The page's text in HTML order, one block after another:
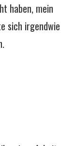
haben, mein
sich irgendwie